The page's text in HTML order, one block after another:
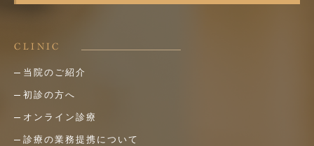
CLINIC
当院のご紹介
初診の方へ
オンライン診療
診療の業務提携について